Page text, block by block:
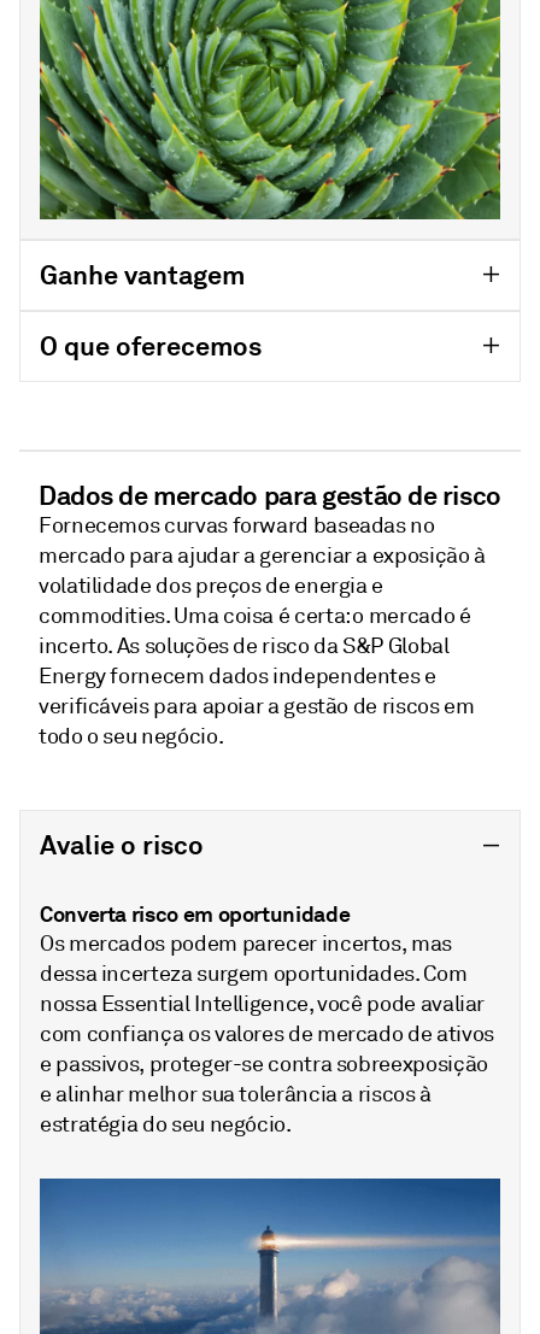
Ganhe vantagem
O que oferecemos
Dados de mercado para gestão de risco
Fornecemos curvas forward baseadas no
mercado para ajudar a gerenciar a exposição à
volatilidade dos preços de energia e
commodities. Uma coisa é certa: o mercado é
incerto. As soluções de risco da S&P Global
Energy fornecem dados independentes e
verificáveis para apoiar a gestão de riscos em
todo o seu negócio.
Avalie o risco
Converta risco em oportunidade
Os mercados podem parecer incertos, mas
dessa incerteza surgem oportunidades. Com
nossa Essential Intelligence, você pode avaliar
com confiança os valores de mercado de ativos
e passivos, proteger-se contra sobreexposição
e alinhar melhor sua tolerância a riscos à
estratégia do seu negócio.